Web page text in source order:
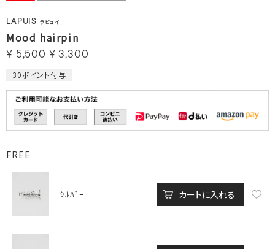
LAPUIS ラピュイ
Mood hairpin
¥ 5,500 ¥ 3,300
30ポイント付与
FREE
ｼﾙﾊﾞｰ カートに入れる